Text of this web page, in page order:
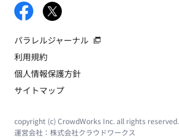
パラレルジャーナル
利用規約
個人情報保護方針
サイトマップ
copyright (c) CrowdWorks Inc. all rights reserved.
運営会社： 株式会社クラウドワークス